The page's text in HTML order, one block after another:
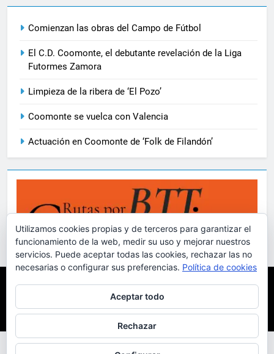
Comienzan las obras del Campo de Fútbol
El C.D. Coomonte, el debutante revelación de la Liga
Futormes Zamora
Limpieza de la ribera de ‘El Pozo’
Coomonte se vuelca con Valencia
Actuación en Coomonte de ‘Folk de Filandón’
Coomonte.net 2001-2024 D.
Ortiz / Funciona gracias a
BlazeThemes.
PrincipioArtículos
Sobre El Pueblo
FotografíasMás
Utilizamos cookies propias y de terceros para garantizar el
funcionamiento de la web, medir su uso y mejorar nuestros
servicios. Puede aceptar todas las cookies, rechazar las no
necesarias o configurar sus preferencias. Política de cookies
Aceptar todo
Rechazar